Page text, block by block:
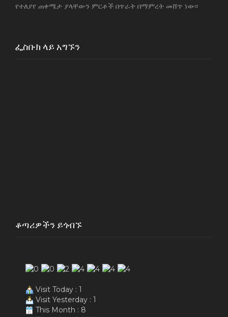
k
የተለያየ ጠቀሜታ ያላቸውን ምርቶች በጥራት በማምረት መሸጥ ነው፡፡
ፌስቡክ ላይ አግኙን
ቆጣሪዎችን ይጎብኙ
Visit Today : 1
Visit Yesterday : 1
This Month : 8